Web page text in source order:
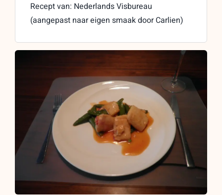
Recept van: Nederlands Visbureau
(aangepast naar eigen smaak door Carlien)